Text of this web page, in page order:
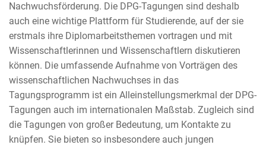
Nachwuchsförderung. Die DPG-Tagungen sind deshalb
auch eine wichtige Plattform für Studierende, auf der sie
erstmals ihre Diplomarbeitsthemen vortragen und mit
Wissenschaftlerinnen und Wissenschaftlern diskutieren
können. Die umfassende Aufnahme von Vorträgen des
wissenschaftlichen Nachwuchses in das
Tagungsprogramm ist ein Alleinstellungsmerkmal der DPG-
Tagungen auch im internationalen Maßstab. Zugleich sind
die Tagungen von großer Bedeutung, um Kontakte zu
knüpfen. Sie bieten so insbesondere auch jungen